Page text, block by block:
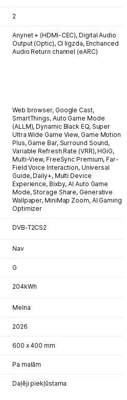
2
Anynet + (HDMI-CEC), Digital Audio
Output (Optic), CI ligzda, Enchanced
Audio Return channel (eARC)
Web browser, Google Cast,
SmartThings, Auto Game Mode
(ALLM), Dynamic Black EQ, Super
Ultra Wide Game View, Game Motion
Plus, Game Bar, Surround Sound,
Variable Refresh Rate (VRR), HGiG,
Multi-View, FreeSync Premium, Far-
Field Voice Interaction, Universal
Guide, Daily+, Multi Device
Experience, Bixby,AI Auto Game
Mode, Storage Share, Generative
Wallpaper, MiniMap Zoom, AI Gaming
Optimizer
DVB-T2CS2
Nav
G
204kWh
Melna
2026
600 x 400 mm
Pa malām
Daļēji piekļūstama